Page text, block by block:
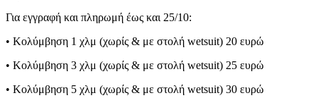
Για εγγραφή και πληρωμή έως και 25/10:
• Κολύμβηση 1 χλμ (χωρίς & με στολή wetsuit) 20 ευρώ
• Κολύμβηση 3 χλμ (χωρίς & με στολή wetsuit) 25 ευρώ
• Κολύμβηση 5 χλμ (χωρίς & με στολή wetsuit) 30 ευρώ